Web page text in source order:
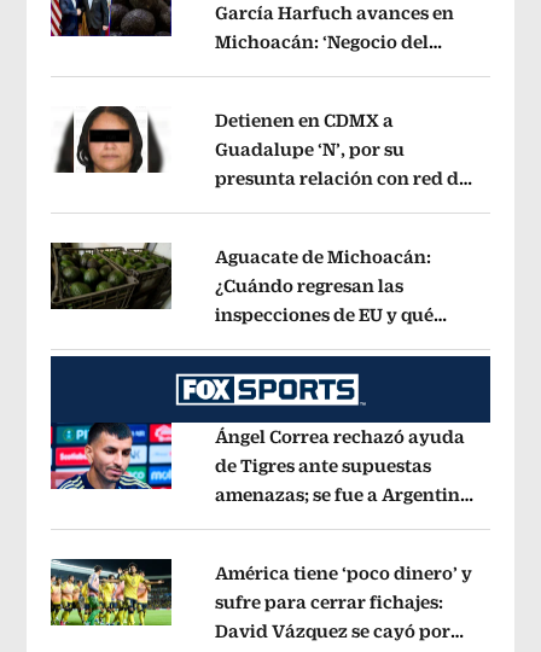
Opens in new window
García Harfuch avances en
Michoacán: ‘Negocio del
Opens in new window
Detienen en CDMX a
Guadalupe ‘N’, por su
presunta relación con red de
Opens in new window
Aguacate de Michoacán:
¿Cuándo regresan las
inspecciones de EU y qué
Opens in new window
Ángel Correa rechazó ayuda
de Tigres ante supuestas
amenazas; se fue a Argentina
Opens in new window
América tiene ‘poco dinero’ y
sufre para cerrar fichajes:
David Vázquez se cayó por